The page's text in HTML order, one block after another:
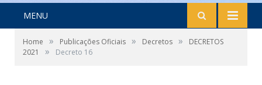
MENU
Home » Publicações Oficiais » Decretos »
DECRETOS
2021
» Decreto 16